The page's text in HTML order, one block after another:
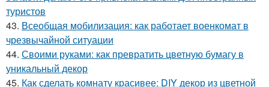
туристов
43. Всеобщая мобилизация: как работает военкомат в
чрезвычайной ситуации
44. Своими руками: как превратить цветную бумагу в
уникальный декор
45. Как сделать комнату красивее: DIY декор из цветной